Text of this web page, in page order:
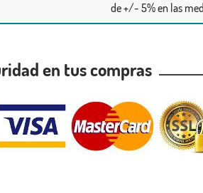
de +/- 5% en las
en tus compras